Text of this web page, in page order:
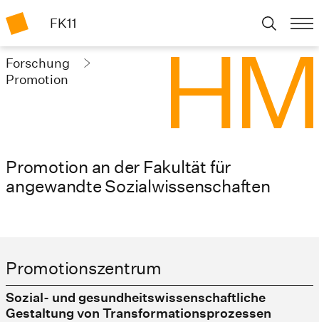
FK11
Forschung
Promotion
Promotion an der Fakultät für
angewandte Sozialwissenschaften
Promotionszentrum
Sozial- und gesundheitswissenschaftliche
Gestaltung von Transformationsprozessen